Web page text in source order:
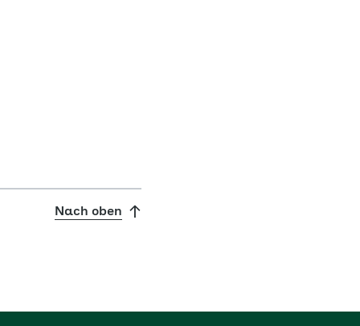
Nach oben